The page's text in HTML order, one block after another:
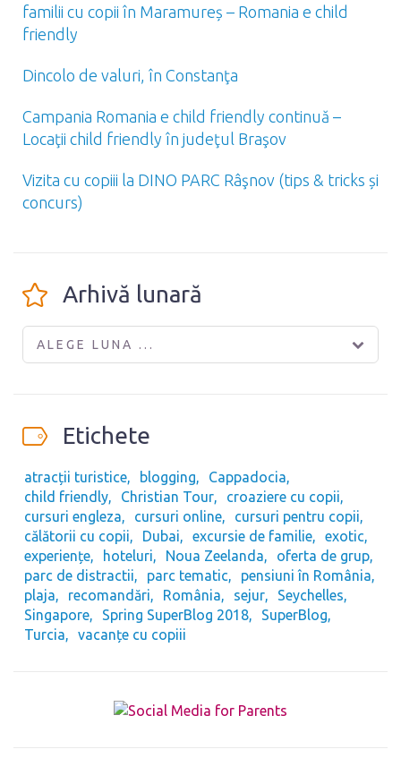
familii cu copii în Maramureș – Romania e child
friendly
Dincolo de valuri, în Constanţa
Campania Romania e child friendly continuă –
Locaţii child friendly în judeţul Braşov
Vizita cu copiii la DINO PARC Râşnov (tips & tricks și
concurs)
Arhivă lunară
ALEGE LUNA ...
Etichete
atracții turistice blogging
Cappadocia
child friendly
Christian Tour
croaziere cu copii
cursuri engleza
cursuri online
cursuri pentru copii
călătorii cu copii
Dubai excursie de familie
exotic
experiențe
hoteluri Noua Zeelanda
oferta de grup
parc de distractii
parc tematic
pensiuni în România
plaja
recomandări România sejur
Seychelles
Singapore
Spring SuperBlog 2018
SuperBlog
Turcia
vacanțe cu copiii